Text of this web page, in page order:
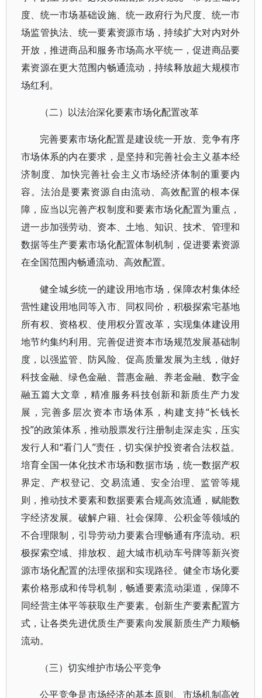
度、统一市场基础设施、统一政府行为尺度、统一市
场监管执法、统一要素资源市场，持续扩大对内对外
开放，推进商品和服务市场高水平统一，促进商品要
素资源在更大范围内畅通流动，持续释放超大规模市
场红利。
（二）以法治深化要素市场化配置改革
完善要素市场化配置是建设统一开放、竞争有序
市场体系的内在要求，是坚持和完善社会主义基本经
济制度、加快完善社会主义市场经济体制的重要内
容。法治是要素资源自由流动、高效配置的根本保
障，应当以完善产权制度和要素市场化配置为重点，
进一步加强劳动、资本、土地、知识、技术、管理和
数据等生产要素市场化配置体制机制，促进要素资源
在全国范围内畅通流动、高效配置。
健全城乡统一的建设用地市场，保障农村集体经
营性建设用地同等入市、同权同价，积极探索宅基地
所有权、资格权、使用权分置改革，实现集体建设用
地节约集约利用。完善促进资本市场规范发展基础制
度，以强监管、防风险、促高质量发展为主线，做好
科技金融、绿色金融、普惠金融、养老金融、数字金
融五篇大文章，精准服务科技创新和新质生产力发
展，完善多层次资本市场体系，构建支持“长钱长
投”的政策体系，推动股票发行注册制走深走实，压实
发行人和“看门人”责任，切实保护投资者合法权益。
培育全国一体化技术市场和数据市场，统一数据产权
界定、产权登记、交易流通、安全治理、监管等规
则，推动技术要素和数据要素合规高效流通，赋能数
字经济发展。破解户籍、社会保障、公积金等领域的
不合理限制，引导劳动力要素合理畅通有序流动。积
极探索空域、排放权、超大城市机动车号牌等新兴资
源市场化配置的法理依据和实现路径。健全市场化要
素价格形成和传导机制，畅通要素流动渠道，保障不
同经营主体平等获取生产要素。创新生产要素配置方
式，让各类先进优质生产要素向发展新质生产力顺畅
流动。
（三）切实维护市场公平竞争
公平竞争是市场经济的基本原则、市场机制高效